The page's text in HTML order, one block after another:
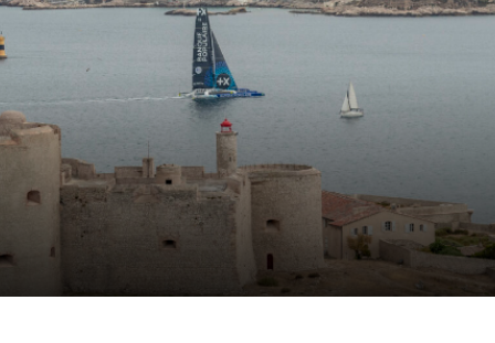
Lauriane Nolot en or à Long